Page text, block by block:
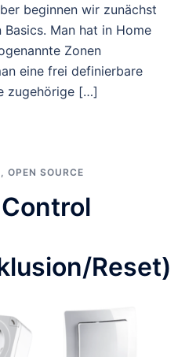
beginnen wir zunächst
Man hat in Home
Zonen
eine frei definierbare
zugehörige […]
OPEN SOURCE
Reset)